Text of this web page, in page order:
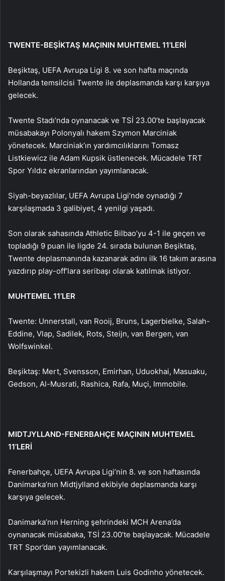
TWENTE-BEŞİKTAŞ MAÇININ MUHTEMEL 11’LERİ
Beşiktaş, UEFA Avrupa Ligi 8. ve son hafta maçında
Hollanda temsilcisi Twente ile deplasmanda karşı karşıya
gelecek.
Twente Stadı’nda oynanacak ve TSİ 23.00’te başlayacak
müsabakayı Polonyalı hakem Szymon Marciniak
yönetecek. Marciniak’ın yardımcılıklarını Tomasz
Listkiewicz ile Adam Kupsik üstlenecek. Mücadele TRT
Spor Yıldız ekranlarından yayımlanacak.
Siyah-beyazlılar, UEFA Avrupa Ligi’nde oynadığı 7
karşılaşmada 3 galibiyet, 4 yenilgi yaşadı.
Son olarak sahasında Athletic Bilbao’yu 4-1 ile geçen ve
topladığı 9 puan ile ligde 24. sırada bulunan Beşiktaş,
Twente deplasmanında kazanarak adını ilk 16 takım arasına
yazdırıp play-off’lara seribaşı olarak katılmak istiyor.
MUHTEMEL 11’LER
Twente: Unnerstall, van Rooij, Bruns, Lagerbielke, Salah-
Eddine, Vlap, Sadilek, Rots, Steijn, van Bergen, van
Wolfswinkel.
Beşiktaş: Mert, Svensson, Emirhan, Uduokhai, Masuaku,
Gedson, Al-Musrati, Rashica, Rafa, Muçi, Immobile.
MIDTJYLLAND-FENERBAHÇE MAÇININ MUHTEMEL
11’LERİ
Fenerbahçe, UEFA Avrupa Ligi’nin 8. ve son haftasında
Danimarka’nın Midtjylland ekibiyle deplasmanda karşı
karşıya gelecek.
Danimarka’nın Herning şehrindeki MCH Arena’da
oynanacak müsabaka, TSİ 23.00’te başlayacak. Mücadele
TRT Spor’dan yayımlanacak.
Karşılaşmayı Portekizli hakem Luis Godinho yönetecek.